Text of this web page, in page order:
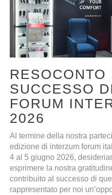
RESOCONTO
SUCCESSO
FORUM
2026
Al termine della nostra
edizione di interzum forum
4 al 5 giugno 2026,
esprimere la nostra
contribuito al successo di
rappresentato per noi